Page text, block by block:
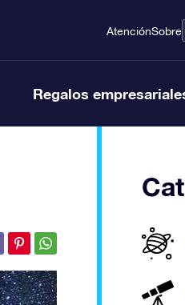
AtenciónSobre
Regalos